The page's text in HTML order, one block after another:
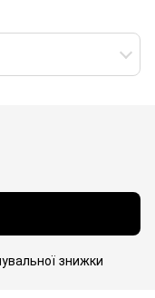
знижки